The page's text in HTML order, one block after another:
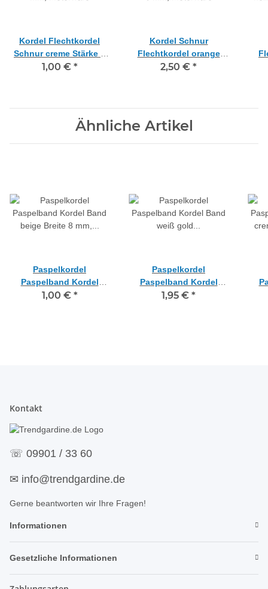
Kordel Flechtkordel
Schnur creme Stärke 6
mm, Meterware
1,00 € *
Kordel Schnur
Flechtkordel orange
terra 6 mm, Meterware
2,50 € *
Ähnliche Artikel
Paspelkordel
Paspelband Kordel
Band beige Breite 8 mm,
1,00 € *
Paspelkordel
Paspelband Kordel
Band weiß gold Breite 9
1,95 € *
Kontakt
☏ 09901 / 33 60
✉ info@trendgardine.de
Gerne beantworten wir Ihre Fragen!
Informationen
Gesetzliche Informationen